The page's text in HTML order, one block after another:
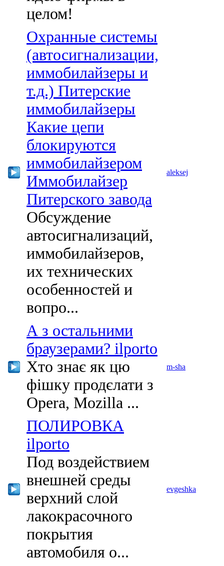
целом!
Охранные системы
(автосигнализации,
иммобилайзеры и
т.д.) Питерские
иммобилайзеры
Какие цепи
блокируются
иммобилайзером
Иммобилайзер
Питерского завода
Обсуждение
автосигнализаций,
иммобилайзеров,
их технических
особенностей и
вопро...
aleksej
А з остальними
браузерами? ilporto
Хто знає як цю
фішку продєлати з
Opera, Mozilla ...
m-sha
ПОЛИРОВКА
ilporto
Под воздействием
внешней среды
верхний слой
лакокрасочного
покрытия
автомобиля о...
evgeshka